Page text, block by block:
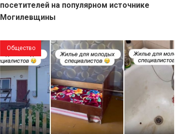
посетителей на популярном источнике
Могилевщины
Общество